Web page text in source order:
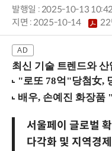
발행일 : 2025-10-13 10:42
지면 :2025-10-14 22
최신 기술 트렌드와 산업별 적용
서울페이 글로벌
다각화 및 지역경